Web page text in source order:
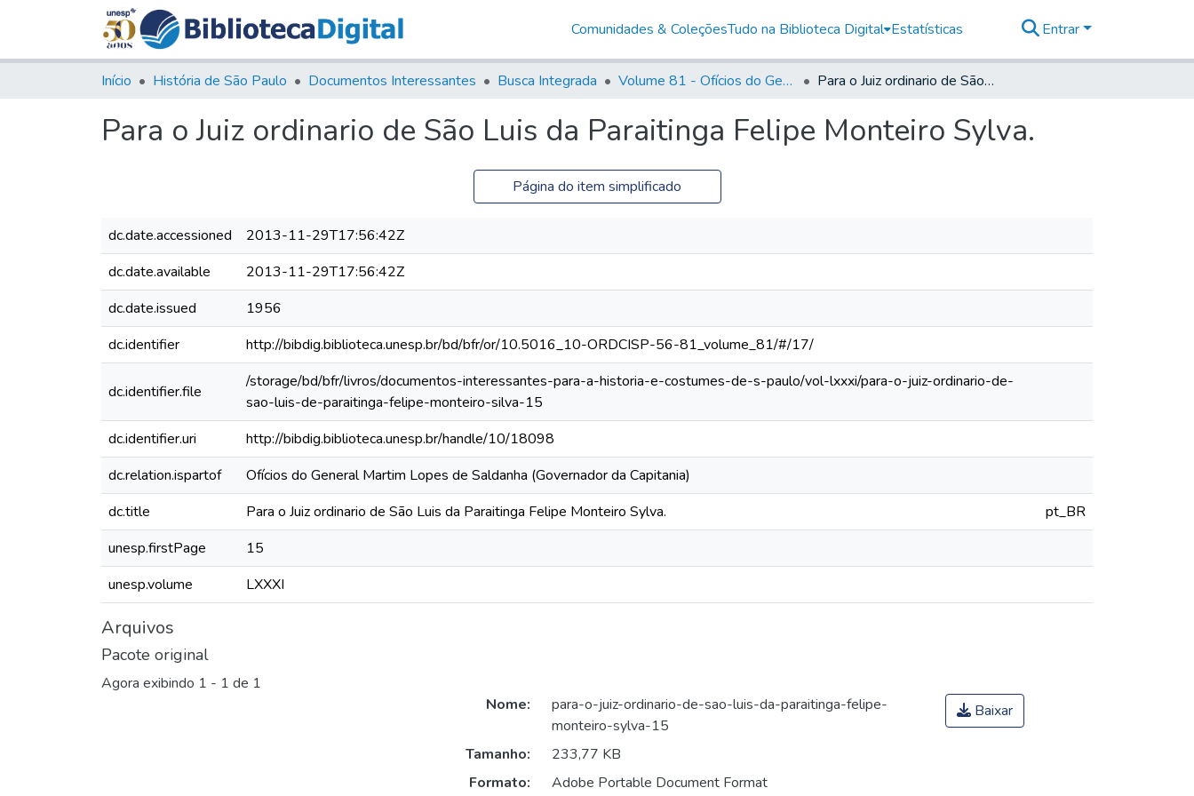
Comunidades & ColeçõesTudo na Biblioteca Digital Estatísticas Entrar
Início História de São Paulo Documentos Interessantes Busca Integrada Volume 81 - Ofícios do General Martim Lopes de Saldanha (Governador da Capitania) Para o Juiz ordinario de São Luis da Paraitinga Felipe Monteiro Sylva.
Para o Juiz ordinario de São Luis da Paraitinga Felipe Monteiro Sylva.
Página do item simplificado
dc.date.accessioned
2013-11-29T17:56:42Z
dc.date.available
2013-11-29T17:56:42Z
dc.date.issued
1956
dc.identifier
http://bibdig.biblioteca.unesp.br/bd/bfr/or/10.5016_10-ORDCISP-56-81_volume_81/#/17/
dc.identifier.file
/storage/bd/bfr/livros/documentos-interessantes-para-a-historia-e-costumes-de-s-paulo/vol-lxxxi/para-o-juiz-ordinario-de-
sao-luis-de-paraitinga-felipe-monteiro-silva-15
dc.identifier.uri
http://bibdig.biblioteca.unesp.br/handle/10/18098
dc.relation.ispartof
Ofícios do General Martim Lopes de Saldanha (Governador da Capitania)
dc.title
Para o Juiz ordinario de São Luis da Paraitinga Felipe Monteiro Sylva.
pt_BR
unesp.firstPage
15
unesp.volume
LXXXI
Arquivos
Pacote original
Agora exibindo 1 - 1 de 1
Nome:
para-o-juiz-ordinario-de-sao-luis-da-paraitinga-felipe-
monteiro-sylva-15
Tamanho:
233,77 KB
Formato:
Adobe Portable Document Format
Baixar